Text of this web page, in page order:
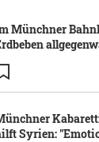
Münchner
Syrien: